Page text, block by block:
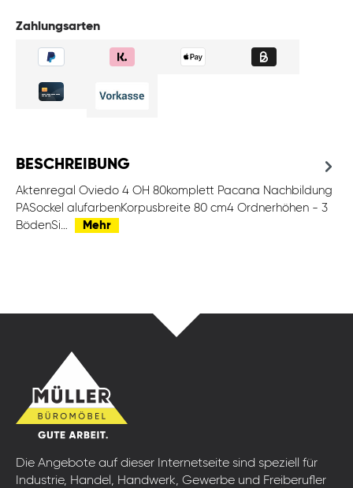
Zahlungsarten
BESCHREIBUNG
Aktenregal Oviedo 4 OH 80komplett Pacana Nachbildung
PASockel alufarbenKorpusbreite 80 cm4 Ordnerhöhen - 3
BödenSi…
Mehr
Die Angebote auf dieser Internetseite sind speziell für
Industrie, Handel, Handwerk, Gewerbe und Freiberufler